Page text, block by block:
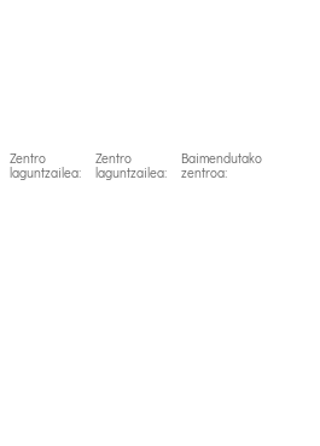
Zentro
laguntzailea:
Zentro
laguntzailea:
Baimendutako
zentroa: